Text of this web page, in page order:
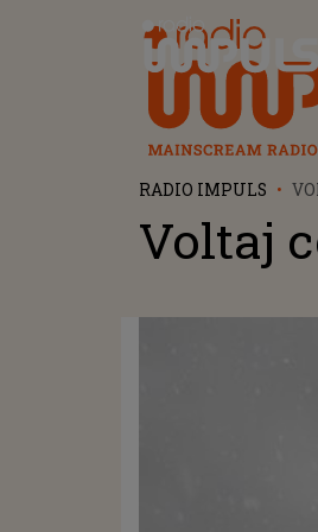
Radio Impuls
RADIO IMPULS
Voltaj